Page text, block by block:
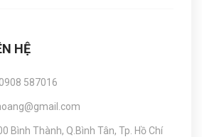
HỆ
587016
Bình Thành, Q.Bình Tân, Tp. Hồ Chí